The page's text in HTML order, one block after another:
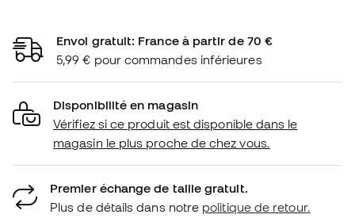
Envoi gratuit: France à partir de 70 €
5,99 € pour commandes inférieures
Disponibilité en magasin
Vérifiez si ce produit est disponible dans le
magasin le plus proche de chez vous.
Premier échange de taille gratuit.
Plus de détails dans notre politique de retour.